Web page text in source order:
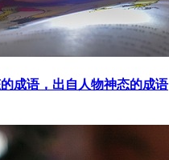
成语，出自人物神态的成语